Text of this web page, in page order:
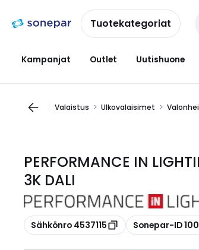
navigointiinsisältöönTuotekategoriat
Kampanjat Outlet Uutishuone
Valaistus Ulkovalaisimet
PERFORMANCE IN
3K DALI
Kopioi
Sähkönro 4537115 Kopioi
Sonepar-ID